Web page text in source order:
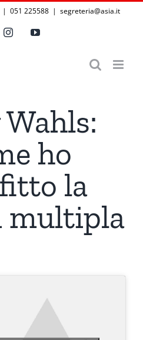
| 051 225588 | segreteria@asia.it
InstagramYouTube
ho
la
multipla